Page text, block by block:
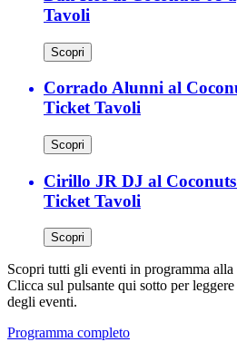
Tavoli
Scopri
Corrado Alunni al
Ticket Tavoli
Scopri
Cirillo JR DJ al Coconuts
Ticket Tavoli
Scopri
Scopri tutti gli eventi in programma
Clicca sul pulsante qui sotto per
degli eventi.
Programma completo